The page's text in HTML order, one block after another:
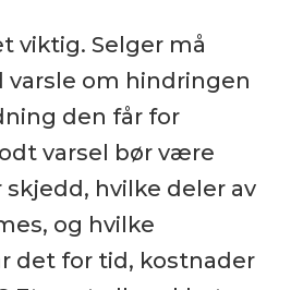
viktig. Selger må
om hindringen
den får for
varsel bør være
skjedd, hvilke deler av
og hvilke
det for tid, kostnader